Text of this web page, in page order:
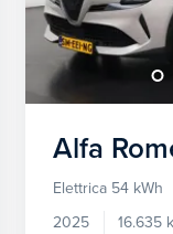
Alfa
Elettrica 54 kWh
2025
16.635